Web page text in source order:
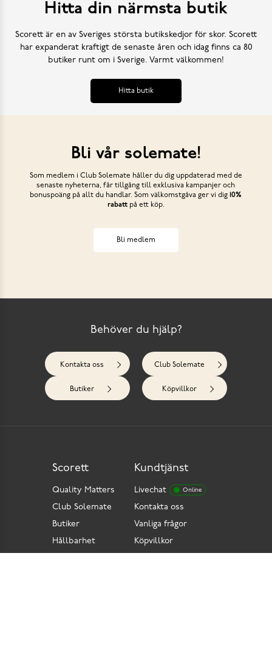
Hitta din närmsta butik
Scorett är en av Sveriges största butikskedjor för skor. Scorett
har expanderat kraftigt de senaste åren och idag finns ca 80
butiker runt om i Sverige. Varmt välkommen!
Hitta butik
Bli vår solemate!
Som medlem i Club Solemate håller du dig uppdaterad med de
senaste nyheterna, får tillgång till exklusiva kampanjer och
bonuspoäng på allt du handlar. Som välkomstgåva ger vi dig10%
rabattpå ett köp.
Bli medlem
Behöver du hjälp?
Kontakta oss Club Solemate
Butiker Köpvillkor
Kundtjänst
Livechat Online
Kontakta oss
Vanliga frågor
Köpvillkor
Scorett
Quality Matters
Club Solemate
Butiker
Hållbarhet